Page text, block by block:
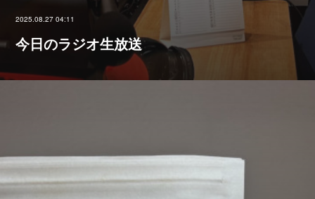
2025.08.27 04:11
今日のラジオ生放送